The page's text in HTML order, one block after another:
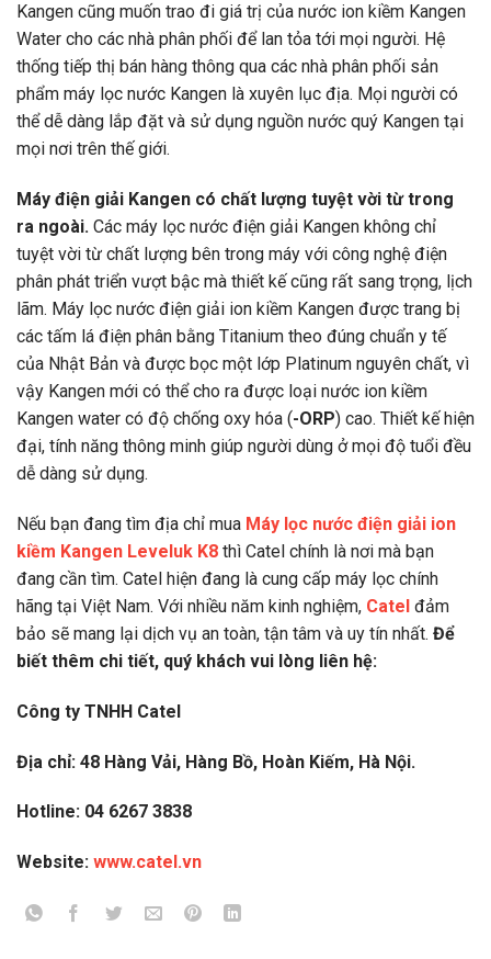
Kangen cũng muốn trao đi giá trị của nước ion kiềm Kangen
Water cho các nhà phân phối để lan tỏa tới mọi người. Hệ
thống tiếp thị bán hàng thông qua các nhà phân phối sản
phẩm máy lọc nước Kangen là xuyên lục địa. Mọi người có
thể dễ dàng lắp đặt và sử dụng nguồn nước quý Kangen tại
mọi nơi trên thế giới.
Máy điện giải Kangen có chất lượng tuyệt vời từ trong
ra ngoài. Các máy lọc nước điện giải Kangen không chỉ
tuyệt vời từ chất lượng bên trong máy với công nghệ điện
phân phát triển vượt bậc mà thiết kế cũng rất sang trọng, lịch
lãm. Máy lọc nước điện giải ion kiềm Kangen được trang bị
các tấm lá điện phân bằng Titanium theo đúng chuẩn y tế
của Nhật Bản và được bọc một lớp Platinum nguyên chất, vì
vậy Kangen mới có thể cho ra được loại nước ion kiềm
Kangen water có độ chống oxy hóa (-ORP) cao. Thiết kế hiện
đại, tính năng thông minh giúp người dùng ở mọi độ tuổi đều
dễ dàng sử dụng.
Nếu bạn đang tìm địa chỉ mua Máy lọc nước điện giải ion
kiềm Kangen Leveluk K8 thì Catel chính là nơi mà bạn
đang cần tìm. Catel hiện đang là cung cấp máy lọc chính
hãng tại Việt Nam. Với nhiều năm kinh nghiệm, Catel đảm
bảo sẽ mang lại dịch vụ an toàn, tận tâm và uy tín nhất. Để
biết thêm chi tiết, quý khách vui lòng liên hệ:
Công ty TNHH Catel
Địa chỉ: 48 Hàng Vải, Hàng Bồ, Hoàn Kiếm, Hà Nội.
Hotline: 04 6267 3838
Website: www.catel.vn